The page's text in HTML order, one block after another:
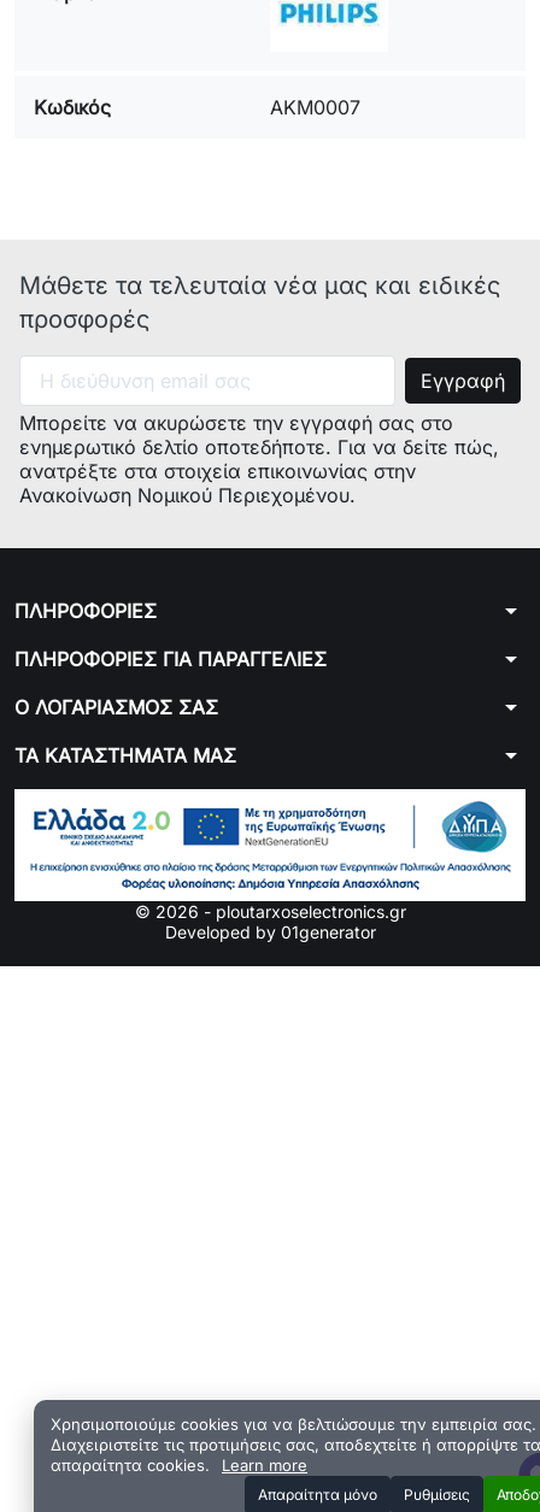
481925928812, 10.10.12.12.,
Κωδικός AKM0007
Μάθετε τα τελευταία νέα μας και ειδικές
προσφορές
Μπορείτε να ακυρώσετε την εγγραφή σας στο
ενημερωτικό δελτίο οποτεδήποτε. Για να δείτε πώς,
ανατρέξτε στα στοιχεία επικοινωνίας στην
Ανακοίνωση Νομικού Περιεχομένου.
ΠΛΗΡΟΦΟΡΙΕΣ arrow_drop_down
ΠΛΗΡΟΦΟΡΙΕΣ ΓΙΑ ΠΑΡΑΓΓΕΛΙΕΣ arrow_drop_down
Ο ΛΟΓΑΡΙΑΣΜΟΣ ΣΑΣ arrow_drop_down
ΤΑ ΚΑΤΑΣΤΗΜΑΤΑ ΜΑΣ arrow_drop_down
Χρησιμοποιούμε cookies για να βελτιώσουμε την εμπειρία σας.
Διαχειριστείτε τις προτιμήσεις σας, αποδεχτείτε ή απορρίψτε
απαραίτητα cookies.
Learn more
Aπαραίτητα μόνο Ρυθμίσεις
© 2026 - ploutarxoselectronics.gr
Developed by 01generator